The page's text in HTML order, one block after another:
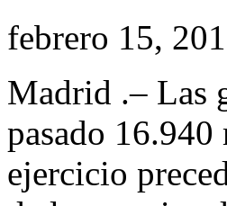
febrero 15,
Madrid .– Las
pasado
ejercicio